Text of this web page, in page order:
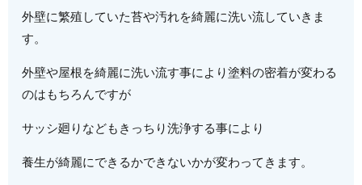
外壁に繁殖していた苔や汚れを綺麗に洗い流していきま
す。
外壁や屋根を綺麗に洗い流す事により塗料の密着が変わる
のはもちろんですが
サッシ廻りなどもきっちり洗浄する事により
養生が綺麗にできるかできないかが変わってきます。